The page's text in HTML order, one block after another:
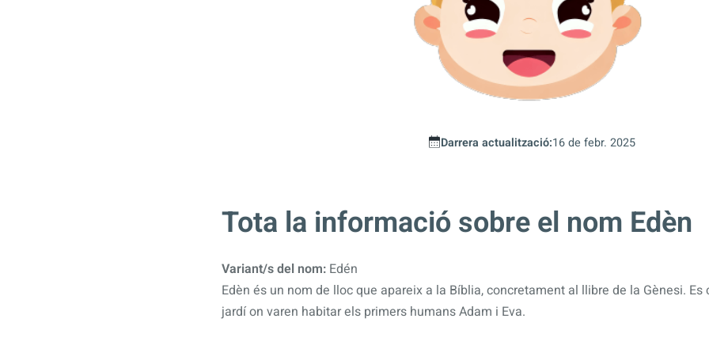
Darrera actualització:16 de febr. 2025
Tota la informació sobre el nom Edèn
Variant/s del nom: Edén
Edèn és un nom de lloc que apareix a la Bíblia, concretament al llibre de la Gènesi.
jardí on varen habitar els primers humans Adam i Eva.